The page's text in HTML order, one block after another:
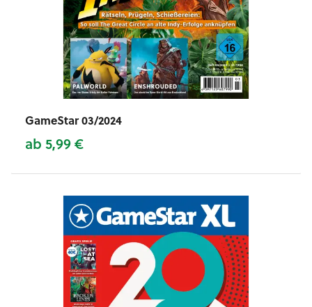
GameStar 03/2024
ab 5,99 €